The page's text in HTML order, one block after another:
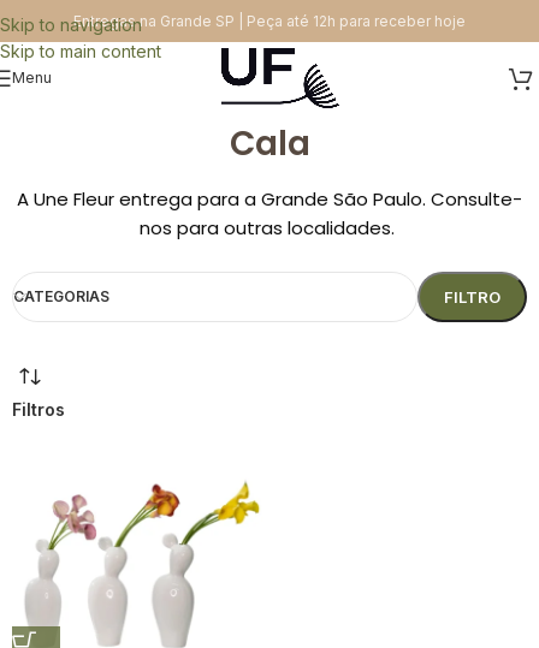
Skip to navigation
Skip to main content
Entregas na Grande SP | Peça até 12h para receber hoje
Menu
Cala
A Une Fleur entrega para a Grande São Paulo. Consulte-
nos para outras localidades.
CATEGORIAS FILTRO
Filtros